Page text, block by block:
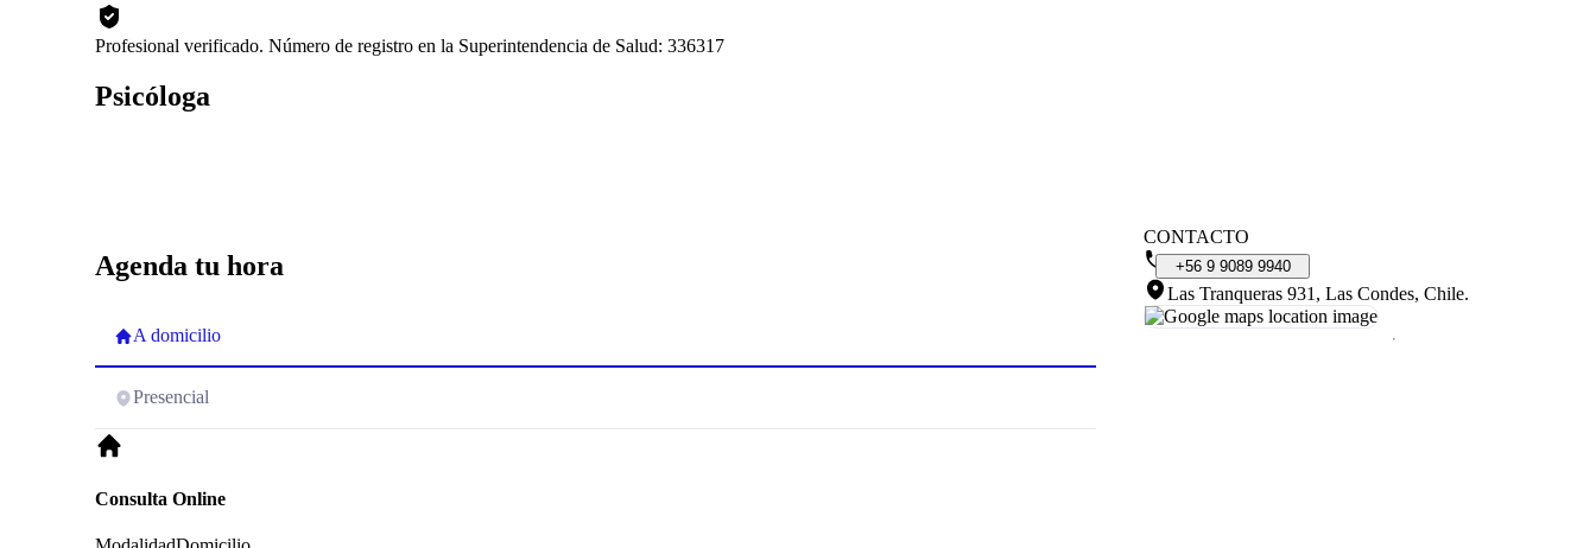
Profesional verificado. Número de registro en la Superintendencia de Salud: 336317
Psicóloga
Agenda tu hora
A domicilio
Presencial
Consulta Online
CONTACTO
+56 9 9089 9940
Las Tranqueras 931, Las Condes, Chile.